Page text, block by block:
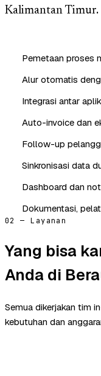
Kalimantan Timur.
Pemetaan proses
Alur otomatis
Integrasi antar
Auto-invoice dan
Follow-up
Sinkronisasi data
Dashboard dan
Dokumentasi,
02 — Layanan
Yang bisa
Anda di
Semua dikerjakan tim
kebutuhan dan